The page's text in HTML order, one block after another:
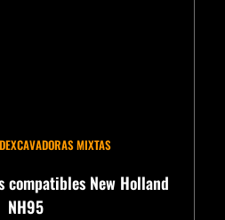
EXCAVADORAS MIXTAS
compatibles New Holland
NH95